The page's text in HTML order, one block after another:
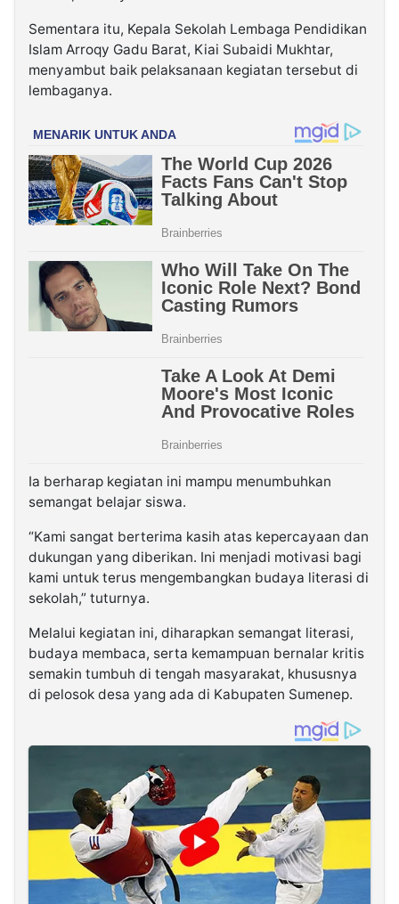
Sementara itu, Kepala Sekolah Lembaga Pendidikan
Islam Arroqy Gadu Barat, Kiai Subaidi Mukhtar,
menyambut baik pelaksanaan kegiatan tersebut di
lembaganya.
Ia berharap kegiatan ini mampu menumbuhkan
semangat belajar siswa.
“Kami sangat berterima kasih atas kepercayaan dan
dukungan yang diberikan. Ini menjadi motivasi bagi
kami untuk terus mengembangkan budaya literasi di
sekolah,” tuturnya.
Melalui kegiatan ini, diharapkan semangat literasi,
budaya membaca, serta kemampuan bernalar kritis
semakin tumbuh di tengah masyarakat, khususnya
di pelosok desa yang ada di Kabupaten Sumenep.